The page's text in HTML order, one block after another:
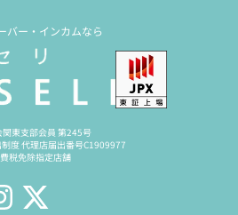
バー・インカムなら
東支部会員 第245号
度 代理店届出番号C1909977
税免除指定店舗